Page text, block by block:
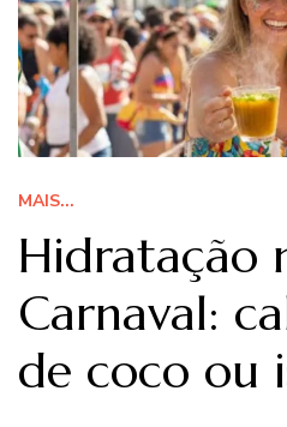
MAIS...
Hidratação
Carnaval:
de coco ou